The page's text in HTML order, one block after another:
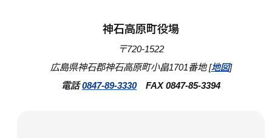
神石高原町役場
〒720-1522
広島県神石郡神石高原町小畠1701番地 [地図]
電話0847-89-3330FAX 0847-85-3394